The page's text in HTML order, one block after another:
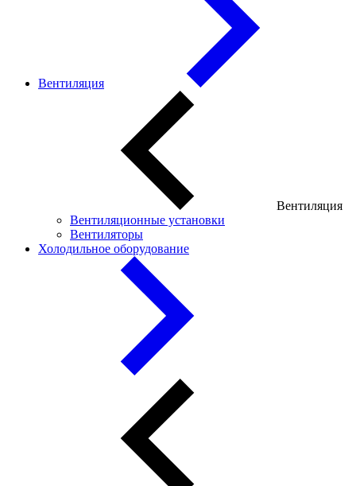
Вентиляция
Вентиляция
Вентиляционные установки
Вентиляторы
Холодильное оборудование